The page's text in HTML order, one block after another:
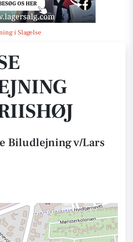
i Slagelse
v/Lars Riishøj
Biludlejning v/Lars